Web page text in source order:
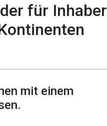
für Inhaber
mit einem